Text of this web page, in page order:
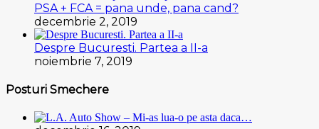
PSA + FCA = pana unde, pana cand?
decembrie 2, 2019
Despre Bucuresti. Partea a II-a
noiembrie 7, 2019
Posturi Smechere